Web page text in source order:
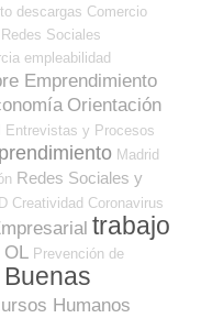
descargas Comercio
Redes Sociales
empleabilidad
Emprendimiento
Orientación
Entrevistas y Procesos
Madrid
Redes Sociales y
Creatividad Coronavirus
trabajo
OL Prevención de
Buenas
Humanos